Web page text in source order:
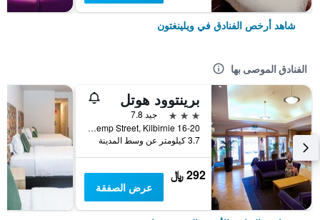
شاهد أرخص الفنادق في ويلينغتون
الفنادق الموصى بها
برينتوود هوتل
3 نجوم
جيد 7.8
16-20 Kemp Street, Kilbirnie, ويلينغتون, نيوزيلندا
3.7 كيلومتر عن وسط المدينة
292 ﷼
عرض الصفقة